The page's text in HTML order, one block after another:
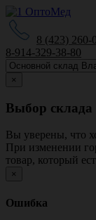
8 (423) 260-
8-914-329-38-80
×
Выбор склада
Вы уверены, что
При изменении
товар, который
×
Ошибка